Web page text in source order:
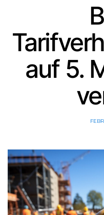
auf 5.